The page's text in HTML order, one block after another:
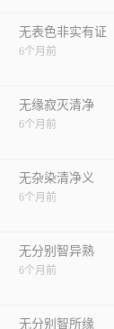
无表色非实有证
6个月前
无缘寂灭清净
6个月前
无杂染清净义
6个月前
无分别智异熟
6个月前
无分别智所缘